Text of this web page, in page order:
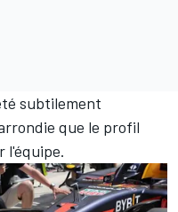
subtilement
que le profil
l'équipe.